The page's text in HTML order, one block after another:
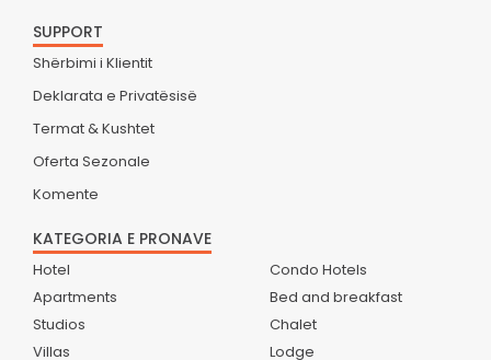
SUPPORT
Shërbimi i Klientit
Deklarata e Privatësisë
Termat & Kushtet
Oferta Sezonale
Komente
KATEGORIA E PRONAVE
Hotel
Apartments
Studios
Villas
Condo Hotels
Bed and breakfast
Chalet
Lodge